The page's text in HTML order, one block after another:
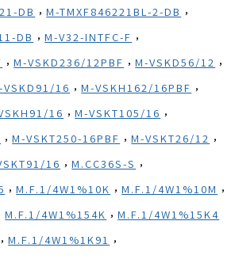
DB , M-TMXF846221BL-2-DB ,
DB , M-V32-INTFC-F ,
, M-VSKD236/12PBF , M-VSKD56/12 ,
VSKD91/16 , M-VSKH162/16PBF ,
16 , M-VSKT105/16 ,
, M-VSKT250-16PBF , M-VSKT26/12 ,
16 , M.CC36S-S ,
, M.F.1/4W1%10K , M.F.1/4W1%10M ,
M.F.1/4W1%154K , M.F.1/4W1%15K4
, M.F.1/4W1%1K91 ,